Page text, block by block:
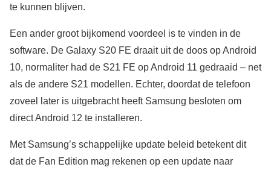
te kunnen blijven.
Een ander groot bijkomend voordeel is te vinden in de
software. De Galaxy S20 FE draait uit de doos op Android
10, normaliter had de S21 FE op Android 11 gedraaid – net
als de andere S21 modellen. Echter, doordat de telefoon
zoveel later is uitgebracht heeft Samsung besloten om
direct Android 12 te installeren.
Met Samsung’s schappelijke update beleid betekent dit
dat de Fan Edition mag rekenen op een update naar